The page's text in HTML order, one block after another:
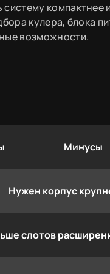
компактнее
кулера, блока
возможности.
Минусы
Нужен корпус
слотов